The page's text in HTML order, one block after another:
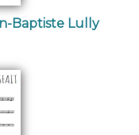
Baptiste Lully